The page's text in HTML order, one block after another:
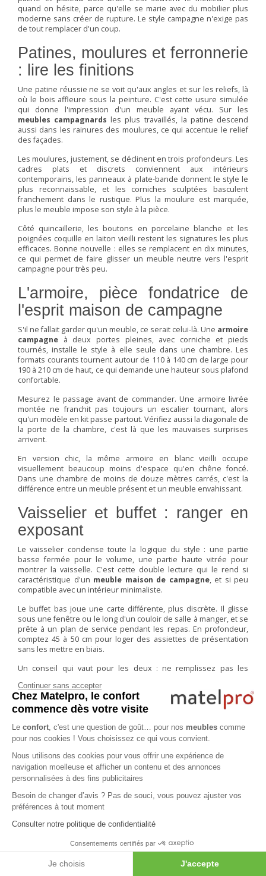
quand on hésite, parce qu'elle se marie avec du mobilier plus
moderne sans créer de rupture. Le style campagne n'exige pas
de tout remplacer d'un coup.
Patines, moulures et ferronnerie
: lire les finitions
Une patine réussie ne se voit qu'aux angles et sur les reliefs, là
où le bois affleure sous la peinture. C'est cette usure simulée
qui donne l'impression d'un meuble ayant vécu. Sur les
meubles campagnards les plus travaillés, la patine descend
aussi dans les rainures des moulures, ce qui accentue le relief
des façades.
Les moulures, justement, se déclinent en trois profondeurs. Les
cadres plats et discrets conviennent aux intérieurs
contemporains, les panneaux à plate-bande donnent le style le
plus reconnaissable, et les corniches sculptées basculent
franchement dans le rustique. Plus la moulure est marquée,
plus le meuble impose son style à la pièce.
Côté quincaillerie, les boutons en porcelaine blanche et les
poignées coquille en laiton vieilli restent les signatures les plus
efficaces. Bonne nouvelle : elles se remplacent en dix minutes,
ce qui permet de faire glisser un meuble neutre vers l'esprit
campagne pour très peu.
L'armoire, pièce fondatrice de
l'esprit maison de campagne
S'il ne fallait garder qu'un meuble, ce serait celui-là. Une armoire
campagne à deux portes pleines, avec corniche et pieds
tournés, installe le style à elle seule dans une chambre. Les
formats courants tournent autour de 110 à 140 cm de large pour
190 à 210 cm de haut, ce qui demande une hauteur sous plafond
confortable.
Mesurez le passage avant de commander. Une armoire livrée
montée ne franchit pas toujours un escalier tournant, alors
qu'un modèle en kit passe partout. Vérifiez aussi la diagonale de
la porte de la chambre, c'est là que les mauvaises surprises
arrivent.
En version chic, la même armoire en blanc vieilli occupe
visuellement beaucoup moins d'espace qu'en chêne foncé.
Dans une chambre de moins de douze mètres carrés, c'est la
différence entre un meuble présent et un meuble envahissant.
Vaisselier et buffet : ranger en
exposant
Le vaisselier condense toute la logique du style : une partie
basse fermée pour le volume, une partie haute vitrée pour
montrer la vaisselle. C'est cette double lecture qui le rend si
caractéristique d'un meuble maison de campagne, et si peu
compatible avec un intérieur minimaliste.
Le buffet bas joue une carte différente, plus discrète. Il glisse
sous une fenêtre ou le long d'un couloir de salle à manger, et se
prête à un plan de service pendant les repas. En profondeur,
comptez 45 à 50 cm pour loger des assiettes de présentation
sans les mettre en biais.
Un conseil qui vaut pour les deux : ne remplissez pas les
meuble entre les objets. Rempli à ras bord, il devient un placard
vitré, ce qui n'a plus rien de campagne.
Meubles de cuisine campagne :
desserte, billot, banc de ferme
La cuisine est le terrain où le style se justifie le plus, parce qu'il y
est fonctionnel avant d'être décoratif. Un meuble cuisine
campagnetype desserte roulante avec plateau bois massif sert
contre le mur le reste du temps. Le plateau se rattrape à l'huile
en cas de coupure au couteau.
Le billot, plus massif, demande de la place mais rend un vrai
service pour découper et pétrir. Comptez 60 à 80 cm de côté et
une hauteur de 85 à 90 cm pour travailler debout sans se casser
Continuer sans accepter
Chez Matelpro, le confort
commence dès votre visite
Le confort, c'est une question de goût… pour nos meubles comme
pour nos cookies ! Vous choisissez ce qui vous convient.
Nous utilisons des cookies pour vous offrir une expérience de
navigation moelleuse et afficher un contenu et des annonces
personnalisées à des fins publicitaires
Besoin de changer d’avis ? Pas de souci, vous pouvez ajuster vos
préférences à tout moment
Consulter notre politique de confidentialité
Consentements certifiés par
Je choisis J'accepte